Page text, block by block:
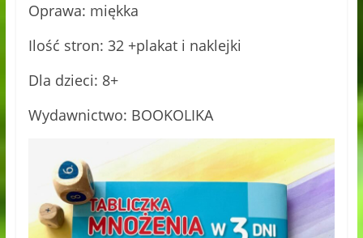
Oprawa: miękka
Ilość stron: 32 +plakat i naklejki
Dla dzieci: 8+
Wydawnictwo: BOOKOLIKA